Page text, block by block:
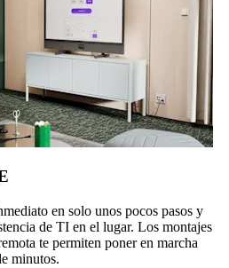
en solo unos pocos pasos y
de TI en el lugar. Los montajes
te permiten poner en marcha
minutos.